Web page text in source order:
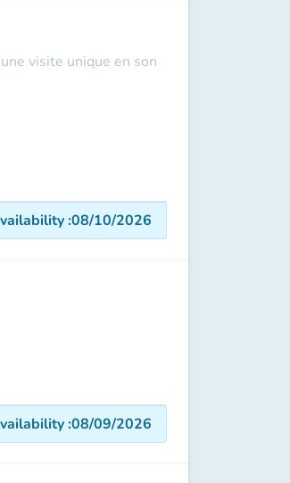
visite unique en son
:08/10/2026
:08/09/2026